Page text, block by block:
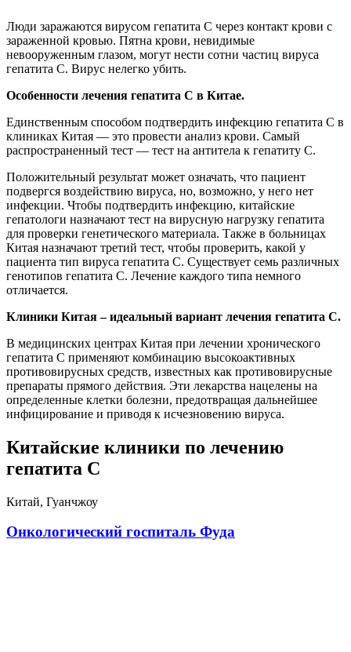
Люди заражаются вирусом гепатита С через контакт крови с
зараженной кровью. Пятна крови, невидимые
невооруженным глазом, могут нести сотни частиц вируса
гепатита С. Вирус нелегко убить.
Особенности лечения гепатита С в Китае.
Единственным способом подтвердить инфекцию гепатита С в
клиниках Китая — это провести анализ крови. Самый
распространенный тест — тест на антитела к гепатиту С.
Положительный результат может означать, что пациент
подвергся воздействию вируса, но, возможно, у него нет
инфекции. Чтобы подтвердить инфекцию, китайские
гепатологи назначают тест на вирусную нагрузку гепатита
для проверки генетического материала. Также в больницах
Китая назначают третий тест, чтобы проверить, какой у
пациента тип вируса гепатита С. Существует семь различных
генотипов гепатита С. Лечение каждого типа немного
отличается.
Клиники Китая – идеальный вариант лечения гепатита С.
В медицинских центрах Китая при лечении хронического
гепатита С применяют комбинацию высокоактивных
противовирусных средств, известных как противовирусные
препараты прямого действия. Эти лекарства нацелены на
определенные клетки болезни, предотвращая дальнейшее
инфицирование и приводя к исчезновению вируса.
Китайские клиники по лечению
гепатита С
Китай, Гуанчжоу
Онкологический госпиталь Фуда